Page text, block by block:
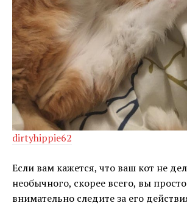
dirtyhippie62
Если вам кажется, что ваш кот не
необычного, скорее всего, вы
внимательно следите за его